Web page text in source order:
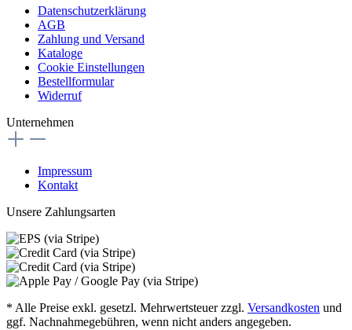
Datenschutzerklärung
AGB
Zahlung und Versand
Kataloge
Cookie Einstellungen
Bestellformular
Widerruf
Unternehmen
Impressum
Kontakt
Unsere Zahlungsarten
* Alle Preise exkl. gesetzl. Mehrwertsteuer zzgl. Versandkosten und
ggf. Nachnahmegebühren, wenn nicht anders angegeben.